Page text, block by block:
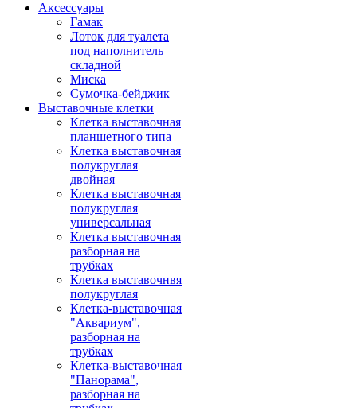
Аксессуары
Гамак
Лоток для туалета
под наполнитель
складной
Миска
Сумочка-бейджик
Выставочные клетки
Клетка выставочная
планшетного типа
Клетка выставочная
полукруглая
двойная
Клетка выставочная
полукруглая
универсальная
Клетка выставочная
разборная на
трубках
Клетка выставочнвя
полукруглая
Клетка-выставочная
"Аквариум",
разборная на
трубках
Клетка-выставочная
"Панорама",
разборная на